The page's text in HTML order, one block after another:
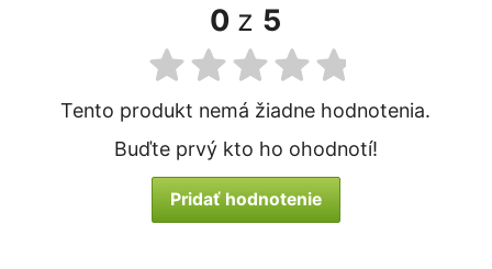
0 z 5
Tento produkt nemá žiadne hodnotenia.
Buďte prvý kto ho ohodnotí!
Pridať hodnotenie